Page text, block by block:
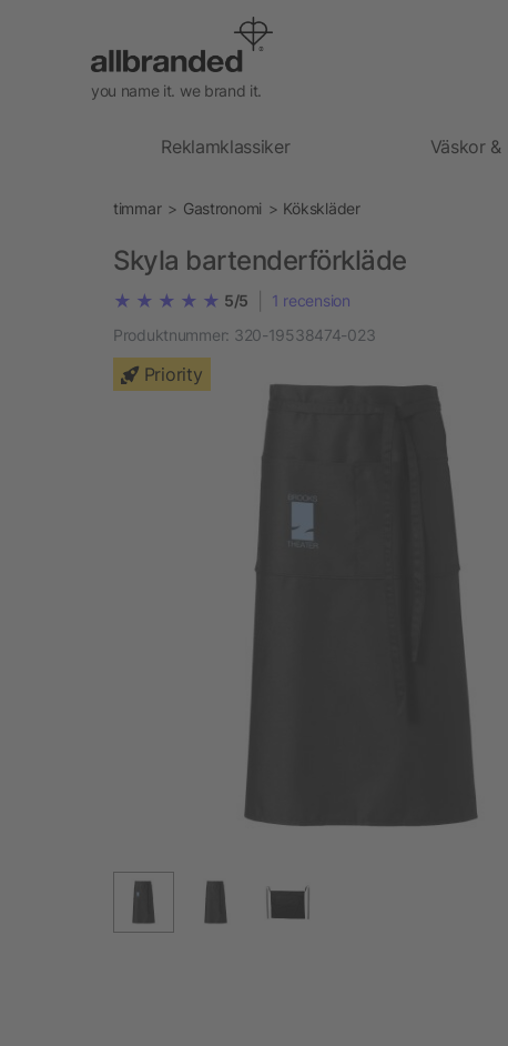
you name it. we brand it.
Reklamklassiker Väskor &
timmar Gastronomi Kökskläder
Skyla bartenderförkläde
5/5 1 recension
Produktnummer: 320-19538474-023
Priority